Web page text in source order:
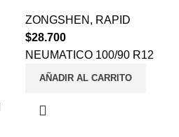
ZONGSHEN , RAPID
$28.700
NEUMATICO 100/90 R12
AÑADIR AL CARRITO